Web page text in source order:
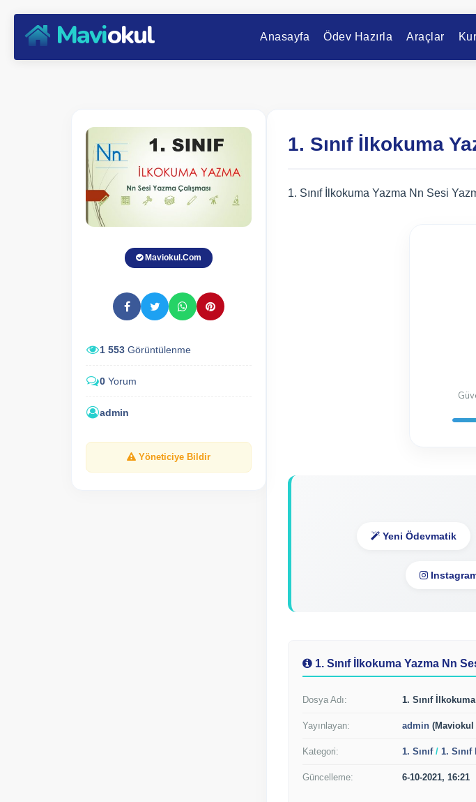
Maviokul Anasayfa Ödev Hazırla Araçlar
Maviokul.Com
1 553 Görüntülenme
0 Yorum
admin
Yöneticiye Bildir
1. Sınıf İlkokuma
1. Sınıf İlkokuma Yazma Nn Sesi
Yeni Ödevmatik
1. Sınıf İlkokuma Yazma Nn
Dosya Adı: 1. Sınıf
Yayınlayan: admin (Maviokul
Kategori: 1. Sınıf/ 1.
Güncelleme: 6-10-2021, 16:21